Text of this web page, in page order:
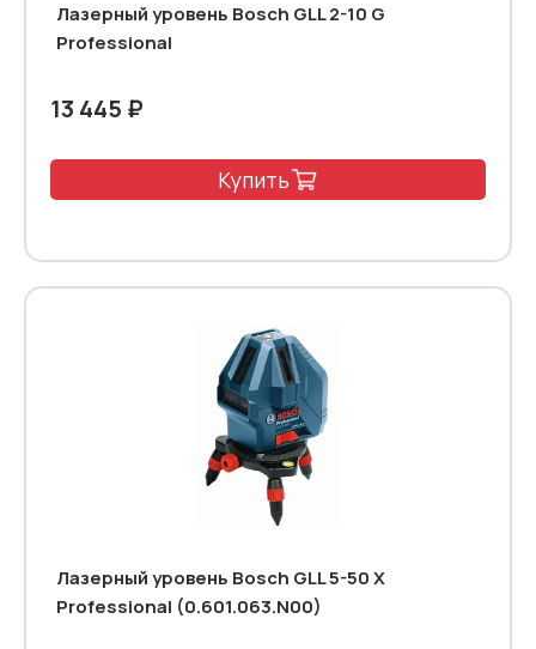
Лазерный уровень Bosch GLL 2-10 G
Professional
13 445 ₽
Купить
Лазерный уровень Bosch GLL 5-50 X
Professional (0.601.063.N00)